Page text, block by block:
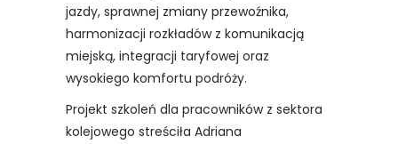
jazdy, sprawnej zmiany przewoźnika,
harmonizacji rozkładów z komunikacją
miejską, integracji taryfowej oraz
wysokiego komfortu podróży.
Projekt szkoleń dla pracowników z sektora
kolejowego streściła Adriana